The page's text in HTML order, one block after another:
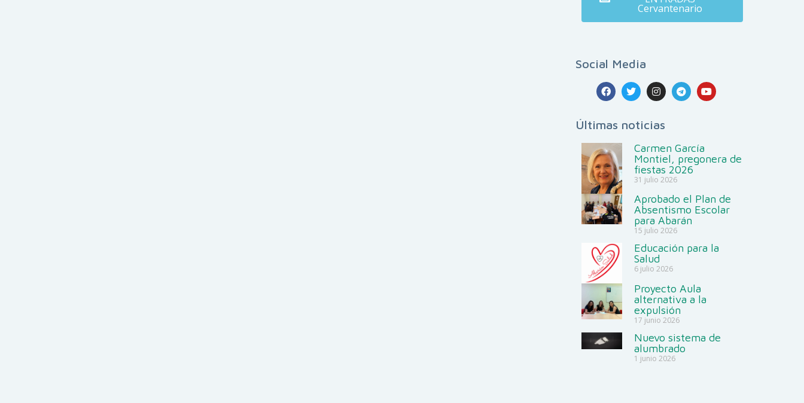
Cervantenario
Social Media
Últimas noticias
Carmen García
Montiel, pregonera de
fiestas 2026
31 julio 2026
Aprobado el Plan de
Absentismo Escolar
para Abarán
15 julio 2026
Educación para la
Salud
6 julio 2026
Proyecto Aula
alternativa a la
expulsión
17 junio 2026
Nuevo sistema de
alumbrado
1 junio 2026